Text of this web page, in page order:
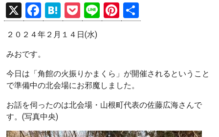
X
F
a
ce
o
o
k
H
at
e
a
P
o
ck
Li
n
Pi
nt
t
有
２０２４年２月１４日(水)
みおです。
今日は「角館の火振りかまくら」が開催されるということ
で準備中の北会場にお邪魔しました。
お話を伺ったのは北会場・山根町代表の佐藤広海さんで
す。(写真中央)